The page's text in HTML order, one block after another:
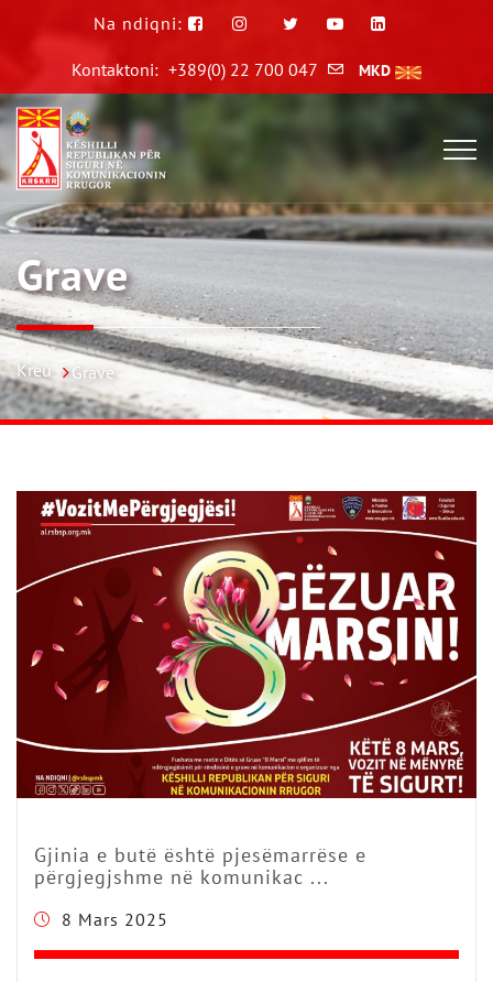
Na ndiqni:
Kontaktoni: +389(0) 22 700 047 MKD
Grave
Kreu Grave
Gjinia e butë është pjesëmarrëse e
përgjegjshme në komunikac ...
8 Mars 2025